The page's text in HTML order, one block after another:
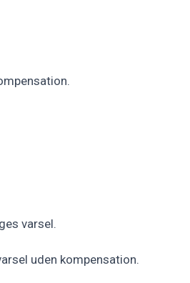
varsel.
uden kompensation.